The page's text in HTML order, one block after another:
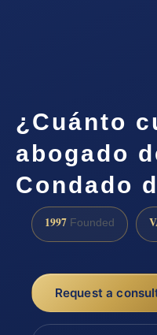
¿Cuánto
abogado
Condado
1997 Founded
Request a